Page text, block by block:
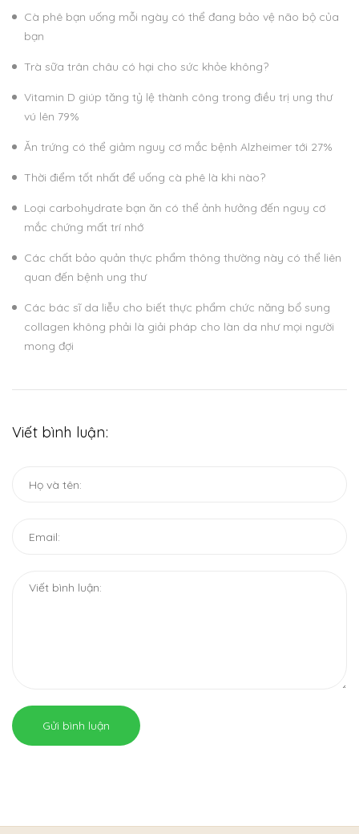
Cà phê bạn uống mỗi ngày có thể đang bảo vệ não bộ của
bạn
Trà sữa trân châu có hại cho sức khỏe không?
Vitamin D giúp tăng tỷ lệ thành công trong điều trị ung thư
vú lên 79%
Ăn trứng có thể giảm nguy cơ mắc bệnh Alzheimer tới 27%
Thời điểm tốt nhất để uống cà phê là khi nào?
Loại carbohydrate bạn ăn có thể ảnh hưởng đến nguy cơ
mắc chứng mất trí nhớ
Các chất bảo quản thực phẩm thông thường này có thể liên
quan đến bệnh ung thư
Các bác sĩ da liễu cho biết thực phẩm chức năng bổ sung
collagen không phải là giải pháp cho làn da như mọi người
mong đợi
Viết bình luận:
Gửi bình luận